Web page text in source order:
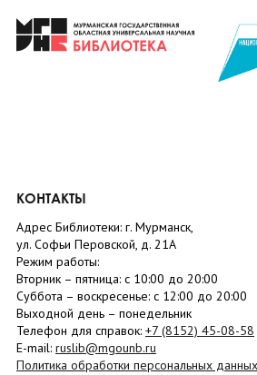
КОНТАКТЫ
Адрес Библиотеки: г. Мурманск,
ул. Софьи Перовской, д. 21А
Режим работы:
Вторник – пятница: с 10:00 до 20:00
Суббота – воскресенье: c 12:00 до 20:00
Выходной день – понедельник
Телефон для справок: +7 (8152) 45-08-58
E-mail: ruslib@mgounb.ru
Политика обработки персональных